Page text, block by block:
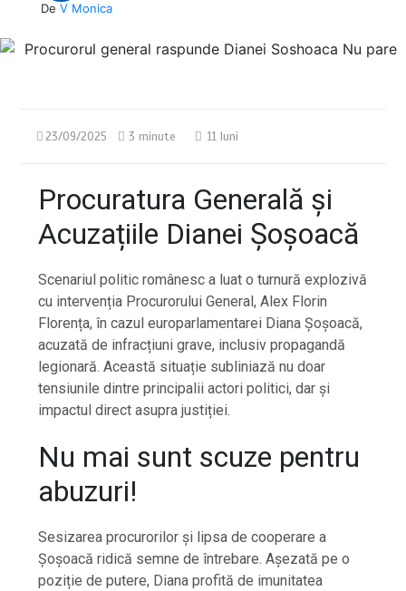
De V Monica
23/09/2025 3 minute 11 luni
Procuratura Generală și
Acuzațiile Dianei Șoșoacă
Scenariul politic românesc a luat o turnură explozivă
cu intervenția Procurorului General, Alex Florin
Florența, în cazul europarlamentarei Diana Șoșoacă,
acuzată de infracțiuni grave, inclusiv propagandă
legionară. Această situație subliniază nu doar
tensiunile dintre principalii actori politici, dar și
impactul direct asupra justiției.
Nu mai sunt scuze pentru
abuzuri!
Sesizarea procurorilor și lipsa de cooperare a
Șoșoacă ridică semne de întrebare. Așezată pe o
poziție de putere, Diana profită de imunitatea